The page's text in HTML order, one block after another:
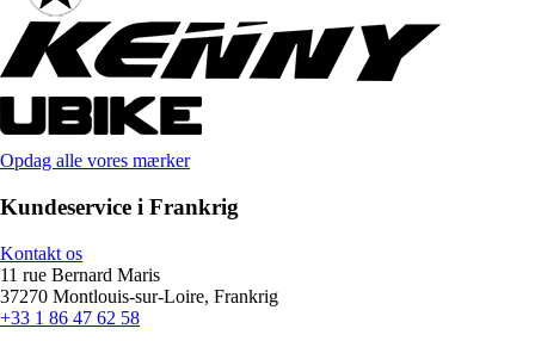
Opdag alle vores mærker
Kundeservice i Frankrig
Kontakt os
11 rue Bernard Maris
37270 Montlouis-sur-Loire, Frankrig
+33 1 86 47 62 58